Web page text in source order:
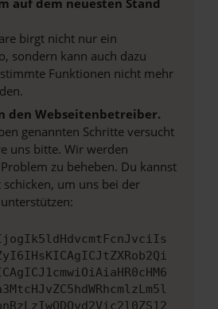
birgt nicht nur ein
sondern kann auch dazu
Funktionen nicht mehr
den Webseitenbetreiber.
genannten Schritte versucht
uns bitte. Wir werden
zu beheben. Du kannst
schicken, um uns bei der